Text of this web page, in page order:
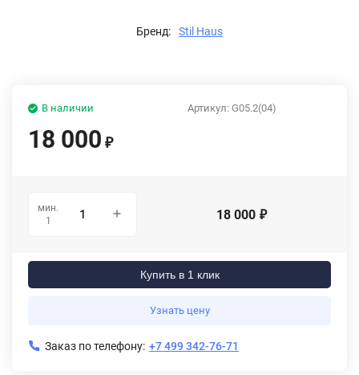
Бренд: Stil Haus
Артикул: G05.2(04)
В наличии
18 000 ₽
мин.
1
18 000 ₽
Купить в 1 клик
Узнать цену
Заказ по телефону: +7 499 342-76-71